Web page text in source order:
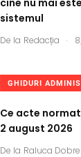
sistemul
De la Redacția .
GHIDURI
Ce acte
2 august 2026
De la Raluca Dobre